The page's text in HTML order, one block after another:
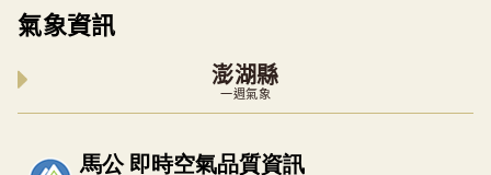
氣象資訊
澎湖縣
一週氣象
內嵌空氣品質小工具為視覺預覽，完整即時空